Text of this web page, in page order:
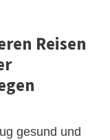
Reisen
gesund und